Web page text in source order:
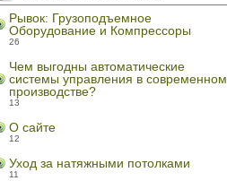
Рывок: Грузоподъемное
Оборудование и Компрессоры
26
Чем выгодны автоматические
системы управления в современном
производстве?
13
О сайте
12
Уход за натяжными потолками
11